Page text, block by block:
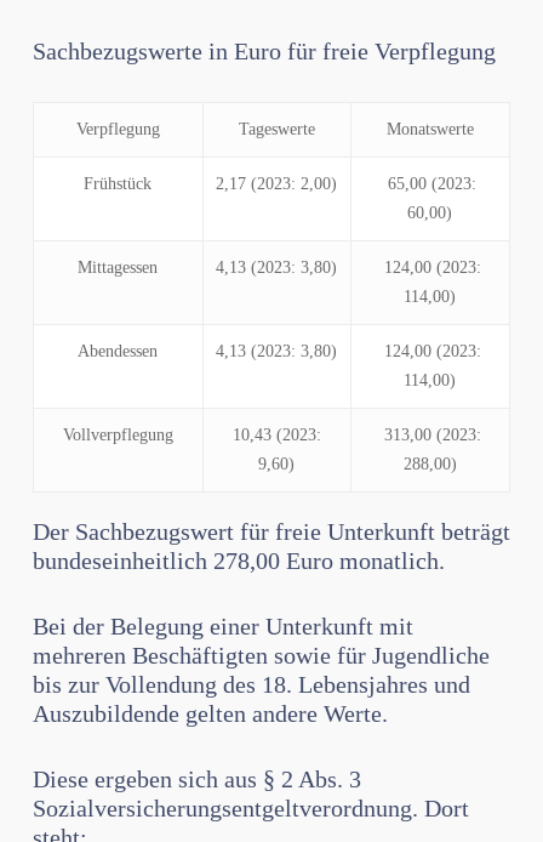
Sachbezugswerte in Euro für freie Verpflegung
Verpflegung Tageswerte Monatswerte
Frühstück 2,17 (2023: 2,00)
65,00 (2023:
60,00)
Mittagessen 4,13 (2023: 3,80)
124,00 (2023:
114,00)
Abendessen 4,13 (2023: 3,80)
124,00 (2023:
114,00)
Vollverpflegung
10,43 (2023:
9,60)
313,00 (2023:
288,00)
Der Sachbezugswert für freie Unterkunft beträgt
bundeseinheitlich 278,00 Euro monatlich.
Bei der Belegung einer Unterkunft mit
mehreren Beschäftigten sowie für Jugendliche
bis zur Vollendung des 18. Lebensjahres und
Auszubildende gelten andere Werte.
Diese ergeben sich aus § 2 Abs. 3
Sozialversicherungsentgeltverordnung. Dort